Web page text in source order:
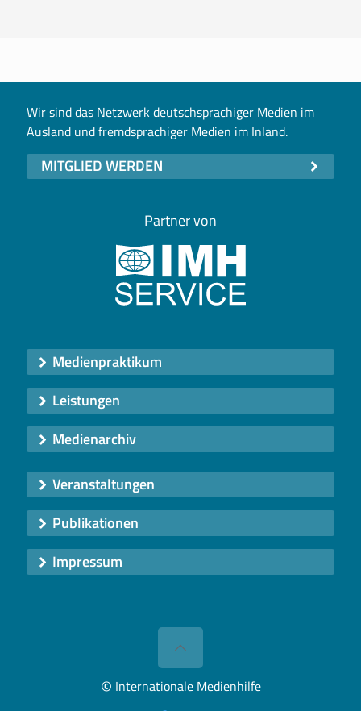
Wir sind das Netzwerk deutschsprachiger Medien im
Ausland und fremdsprachiger Medien im Inland.
MITGLIED WERDEN
Partner von
Medienpraktikum
Leistungen
Medienarchiv
Veranstaltungen
Publikationen
Impressum
© Internationale Medienhilfe